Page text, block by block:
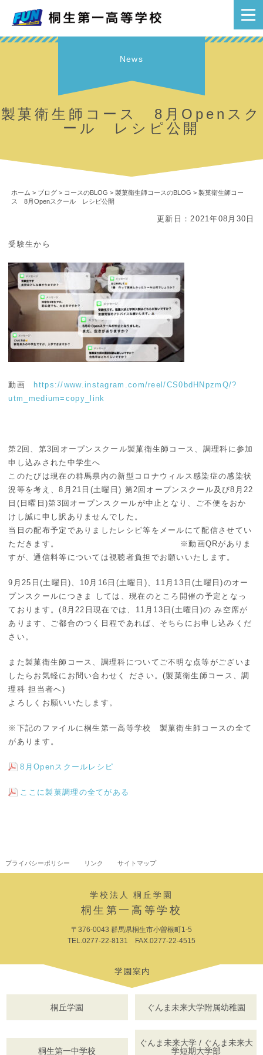
News
製菓衛生師コース 8月Openスク
ール レシピ公開
ホーム > ブログ> コースのBLOG > 製菓衛生師コースのBLOG > 製菓衛生師コー
ス 8月Openスクール レシピ公開
更新日：2021年08月30日
受験生から
動画
https://www.instagram.com/reel/CS0bdHNpzmQ/?
utm_medium=copy_link
第2回、第3回オープンスクール製菓衛生師コース、調理科に参加
申し込みされた中学生へ
このたびは現在の群馬県内の新型コロナウィルス感染症の感染状
況等を考え、8月21日(土曜日) 第2回オープンスクール及び8月22
日(日曜日)第3回オープンスクールが中止となり、ご不便をおか
けし誠に申し訳ありませんでした。
当日の配布予定でありましたレシピ等をメールにて配信させてい
ただきます。 ※動画QRがありま
すが、通信料等については視聴者負担でお願いいたします。
9月25日(土曜日)、10月16日(土曜日)、11月13日(土曜日)のオー
プンスクールにつきま しては、現在のところ開催の予定となっ
ております。(8月22日現在では、11月13日(土曜日)の み空席が
あります、ご都合のつく日程であれば、そちらにお申し込みくだ
さい。
また製菓衛生師コース、調理科についてご不明な点等がございま
したらお気軽にお問い合わせく ださい。(製菓衛生師コース、調
理科 担当者へ)
よろしくお願いいたします。
※下記のファイルに桐生第一高等学校 製菓衛生師コースの全て
があります。
8月Openスクールレシピ
ここに製菓調理の全てがある
プライバシーポリシー リンク サイトマップ
学校法人 桐丘学園
桐生第一高等学校
〒376-0043 群馬県桐生市小曽根町1-5
TEL.0277-22-8131 FAX.0277-22-4515
桐丘学園 ぐんま未来大学附属幼稚園
桐生第一中学校
ぐんま未来大学 / ぐんま未来大
学短期大学部